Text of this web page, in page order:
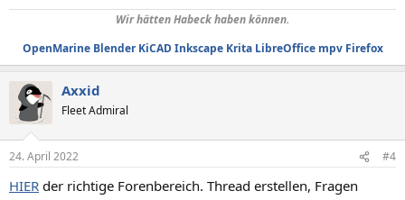
Wir hätten Habeck haben können.
OpenMarine Blender KiCAD Inkscape Krita LibreOffice mpv Firefox
Axxid
Fleet Admiral
24. April 2022 #4
HIER der richtige Forenbereich. Thread erstellen, Fragen